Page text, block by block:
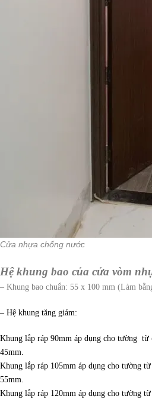
Cửa nhựa chống nước
Hệ khung bao của cửa vòm
– Khung bao chuẩn: 55 x 100 mm (Làm
– Hệ khung tăng giảm:
Khung lắp ráp 90mm áp dụng cho tường từ
45mm.
Khung lắp ráp 105mm áp dụng cho tường
55mm.
Khung lắp ráp 120mm áp dụng cho tường